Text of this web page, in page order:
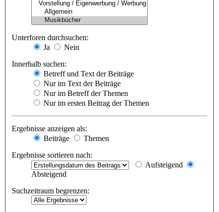
Unterforen durchsuchen:
Ja
Nein
Innerhalb suchen:
Betreff und Text der Beiträge
Nur im Text der Beiträge
Nur im Betreff der Themen
Nur im ersten Beitrag der Themen
Ergebnisse anzeigen als:
Beiträge
Themen
Ergebnisse sortieren nach:
Aufsteigend
Absteigend
Suchzeitraum begrenzen: